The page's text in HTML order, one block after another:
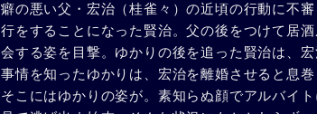
癖の悪い父・宏治（桂雀々）の近頃の行動に不
行をすることになった賢治。父の後をつけて居
会する姿を目撃。ゆかりの後を追った賢治は、
事情を知ったゆかりは、宏治を離婚させると息
そこにはゆかりの姿が。素知らぬ顔でアルバイ